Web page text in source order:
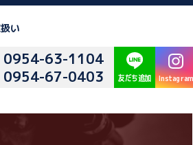
い
0954-63-1104
0954-67-0403
友だち追加 Instagram